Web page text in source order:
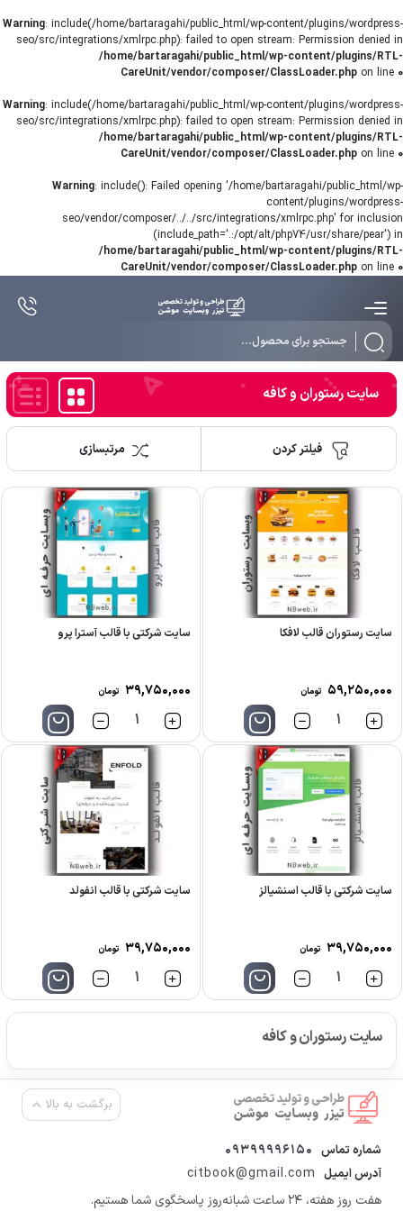
Warning: include(/home/bartaragahi/public_html/wp-content/plugins/wordpress-
seo/src/integrations/xmlrpc.php): failed to open stream: Permission denied in
/home/bartaragahi/public_html/wp-content/plugins/RTL-
CareUnit/vendor/composer/ClassLoader.php on line 0
Warning: include(/home/bartaragahi/public_html/wp-content/plugins/wordpress-
seo/src/integrations/xmlrpc.php): failed to open stream: Permission denied in
/home/bartaragahi/public_html/wp-content/plugins/RTL-
CareUnit/vendor/composer/ClassLoader.php on line 0
Warning: include(): Failed opening '/home/bartaragahi/public_html/wp-
content/plugins/wordpress-
seo/vendor/composer/../../src/integrations/xmlrpc.php' for inclusion
(include_path='.:/opt/alt/php74/usr/share/pear') in
/home/bartaragahi/public_html/wp-content/plugins/RTL-
CareUnit/vendor/composer/ClassLoader.php on line 0
سایت رستوران و کافه
مرتبسازی فیلتر کردن
سایت رستوران قالب لافکا
۵۹,۲۵۰,۰۰۰ تومان
تعداد
سایت شرکتی با قالب آسترا پرو
۳۹,۷۵۰,۰۰۰ تومان
تعداد
سایت شرکتی با قالب اسنشیالز
۳۹,۷۵۰,۰۰۰ تومان
تعداد
سایت شرکتی با قالب انفولد
۳۹,۷۵۰,۰۰۰ تومان
تعداد
سایت رستوران و کافه
برگشت به بالا
شماره تماس 09399996150
آدرس ایمیل citbook@gmail.com
هفت روز هفته، ۲۴ ساعت شبانه‌روز پاسخگوی شما هستیم.